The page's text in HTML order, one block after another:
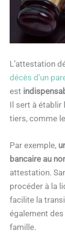
L’attestation
décès d’un
est
Il sert à établir
tiers, comme
Par exemple,
bancaire au
attestation.
procéder à la
facilite la
également
famille.